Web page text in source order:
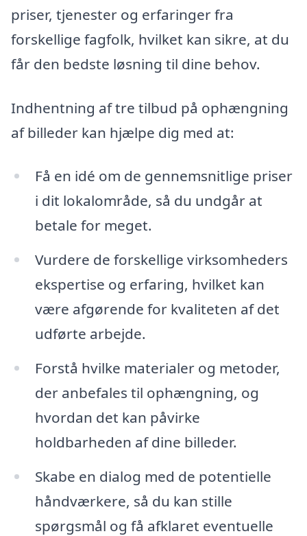
priser, tjenester og erfaringer fra
forskellige fagfolk, hvilket kan sikre, at du
får den bedste løsning til dine behov.
Indhentning af tre tilbud på ophængning
af billeder kan hjælpe dig med at:
Få en idé om de gennemsnitlige priser
i dit lokalområde, så du undgår at
betale for meget.
Vurdere de forskellige virksomheders
ekspertise og erfaring, hvilket kan
være afgørende for kvaliteten af det
udførte arbejde.
Forstå hvilke materialer og metoder,
der anbefales til ophængning, og
hvordan det kan påvirke
holdbarheden af dine billeder.
Skabe en dialog med de potentielle
håndværkere, så du kan stille
spørgsmål og få afklaret eventuelle